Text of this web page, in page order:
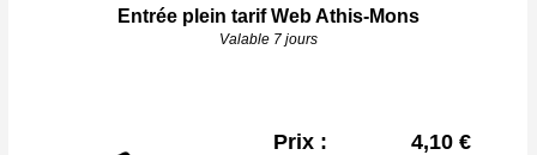
Entrée plein tarif Web Athis-Mons
Valable 7 jours
Prix : 4,10 €